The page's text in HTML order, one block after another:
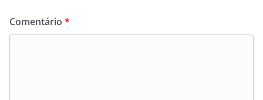
Comentário *